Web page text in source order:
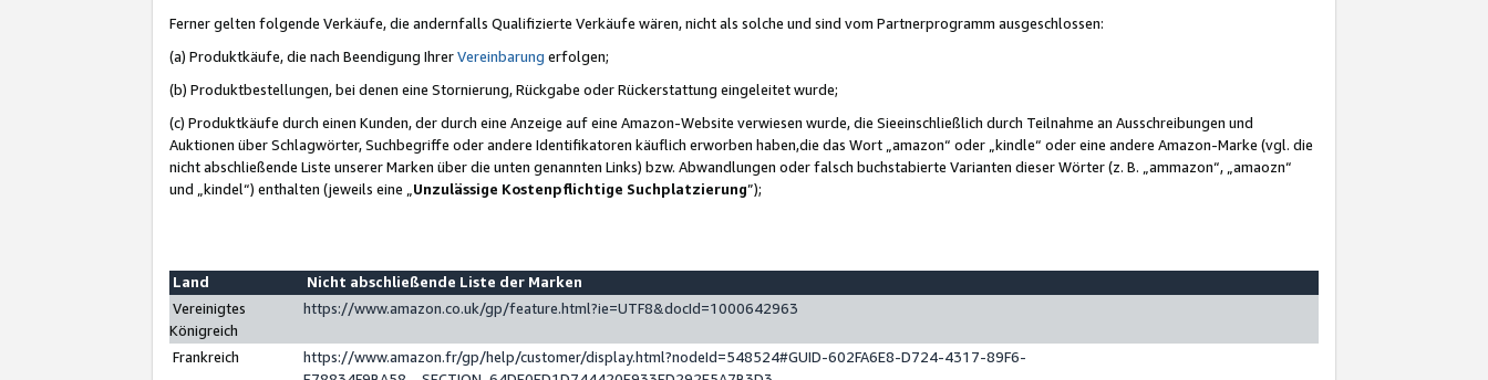
Ferner gelten folgende Verkäufe, die andernfalls Qualifizierte Verkäufe wären, nicht als solche und sind vom Partnerprogramm ausgeschlossen:
(a) Produktkäufe, die nach Beendigung IhrerVereinbarung erfolgen;
(b) Produktbestellungen, bei denen eine Stornierung, Rückgabe oder Rückerstattung eingeleitet wurde;
(c) Produktkäufe durch einen Kunden, der durch eine Anzeige auf eine Amazon-Website verwiesen wurde, die Sieeinschließlich durch Teilnahme an Ausschreibungen und
Auktionen über Schlagwörter, Suchbegriffe oder andere Identifikatoren käuflich erworben haben,die das Wort „amazon“ oder „kindle“ oder eine andere Amazon-Marke (vgl. die
nicht abschließende Liste unserer Marken über die unten genannten Links) bzw. Abwandlungen oder falsch buchstabierte Varianten dieser Wörter (z. B. „ammazon“, „amaozn“
und „kindel“) enthalten (jeweils eine „ Unzulässige Kostenpflichtige Suchplatzierung”);
Land
Nicht abschließende Liste der Marken
Vereinigtes
Königreich
https://www.amazon.co.uk/gp/feature.html?ie=UTF8&docId=1000642963
Frankreich
https://www.amazon.fr/gp/help/customer/display.html?nodeId=548524#GUID-602FA6E8-D724-4317-89F6-